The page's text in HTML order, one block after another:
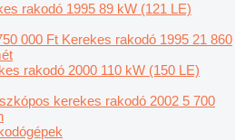
rakodó 1995 89 kW (121 LE)
000 Ft Kerekes rakodó 1995 21 860
rakodó 2000 110 kW (150 LE)
kerekes rakodó 2002 5 700